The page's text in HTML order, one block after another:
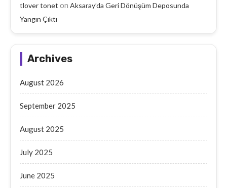
tlover tonet on Aksaray’da Geri Dönüşüm Deposunda
Yangın Çıktı
Archives
August 2026
September 2025
August 2025
July 2025
June 2025